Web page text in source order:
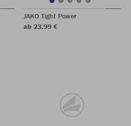
JAKO Tight Power
ab 23,99 €